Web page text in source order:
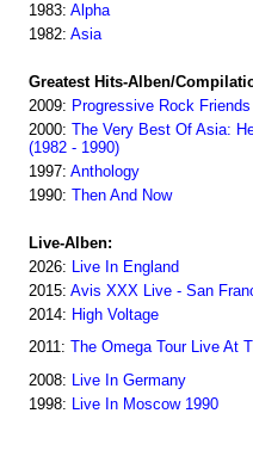
1983: Alpha
1982: Asia
Greatest Hits-Alben/
2009: Progressive Rock Friends
2000: The Very Best Of Asia:
(1982 - 1990)
1997: Anthology
1990: Then And Now
Live-Alben:
2026: Live In England
2015: Avis XXX Live - San
2014: High Voltage
2011: The Omega Tour Live At
2008: Live In Germany
1998: Live In Moscow 1990